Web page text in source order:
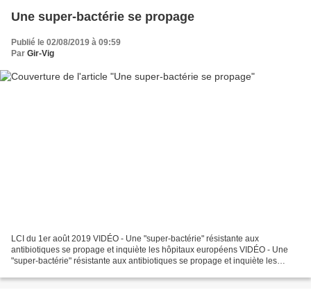
Une super-bactérie se propage
Publié le 02/08/2019 à 09:59
Par Gir-Vig
LCI du 1er août 2019 VIDÉO - Une "super-bactérie" résistante aux
antibiotiques se propage et inquiète les hôpitaux européens VIDÉO - Une
"super-bactérie" résistante aux antibiotiques se propage et inquiète les